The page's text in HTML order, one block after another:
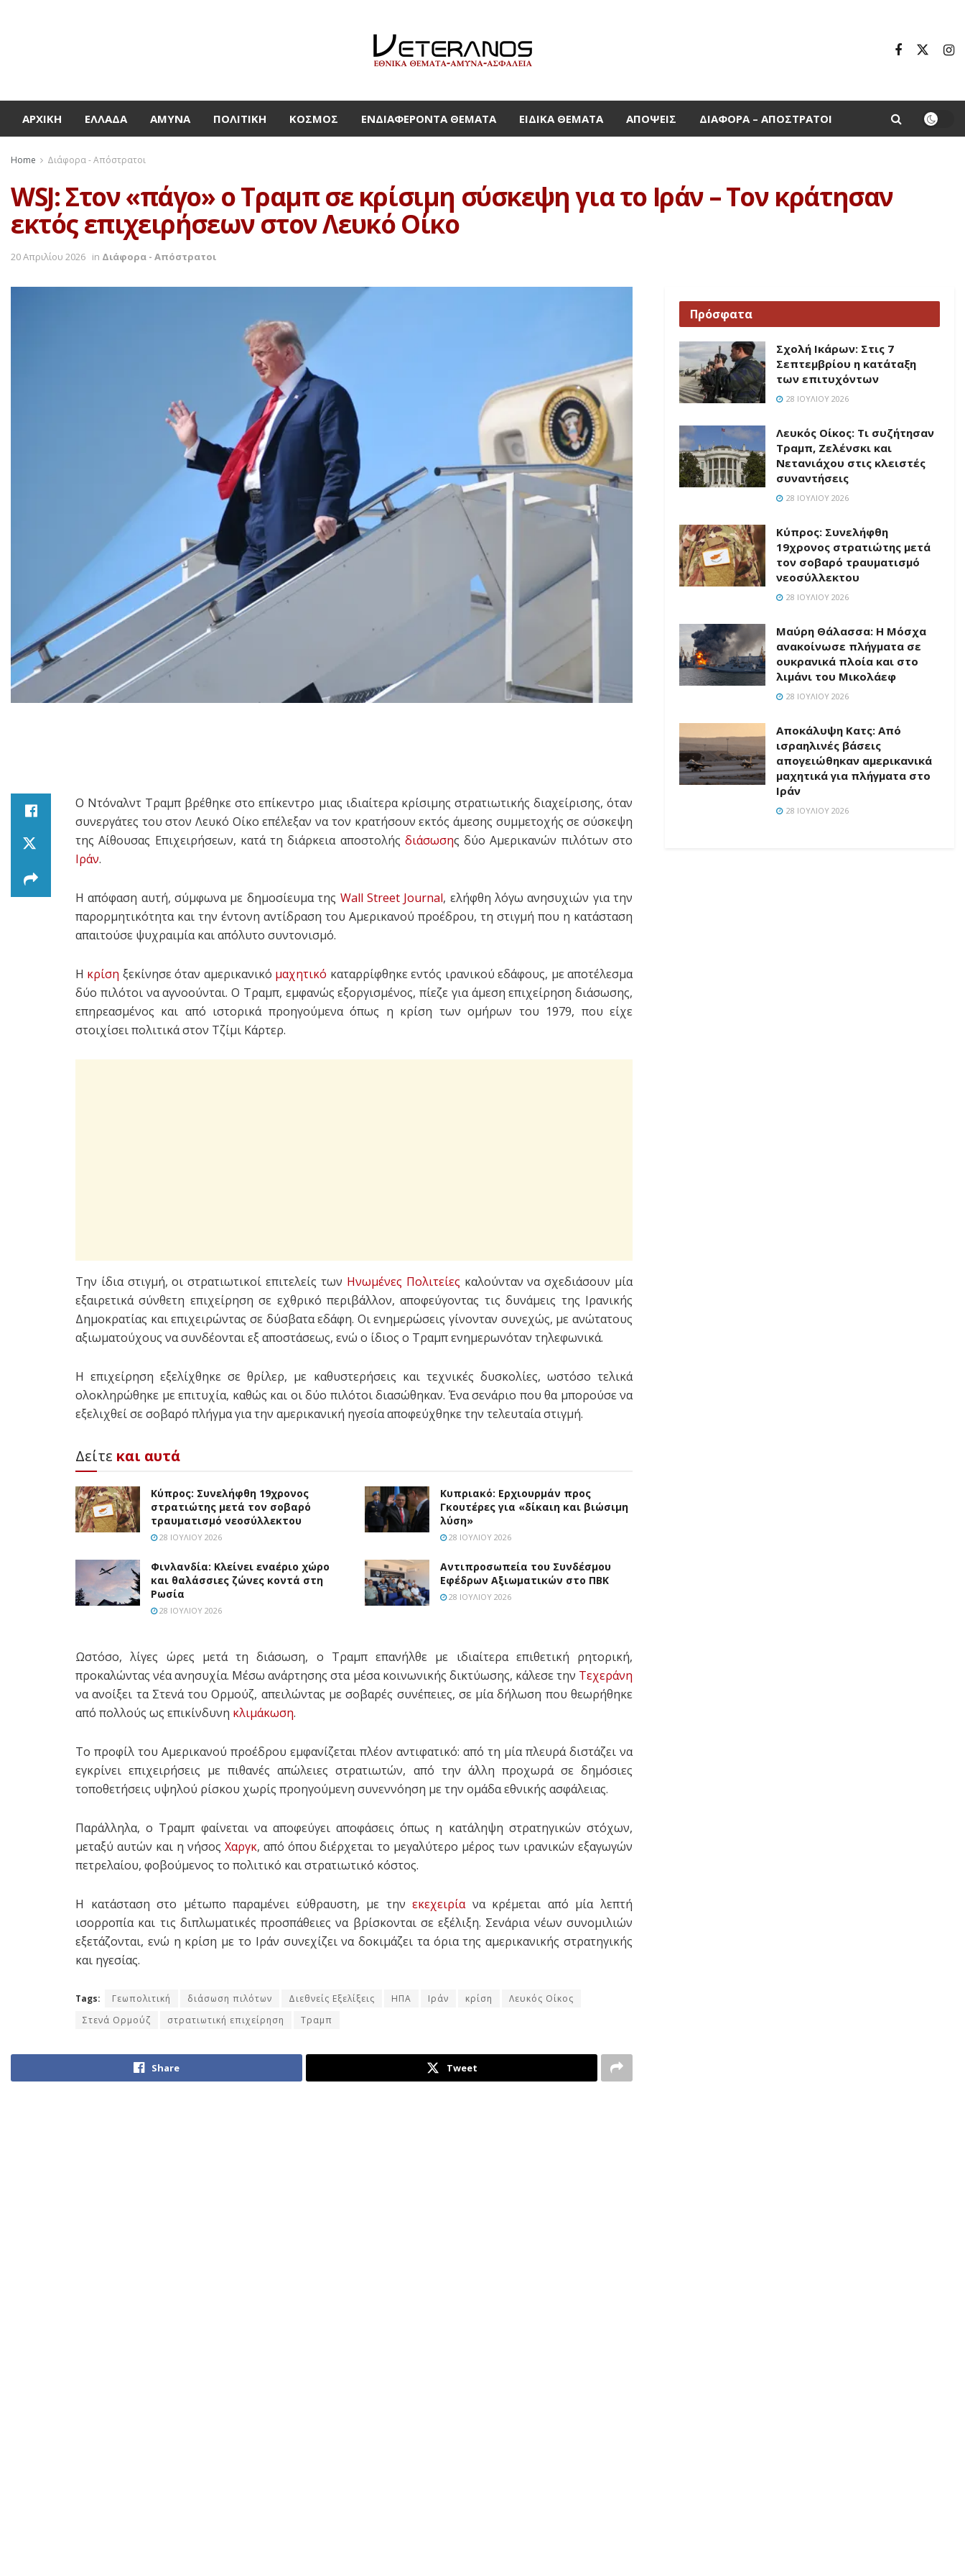
ΑΡΧΙΚΉ ΕΛΛΆΔΑ ΆΜΥΝΑ ΠΟΛΙΤΙΚΉ ΚΌΣΜΟΣ ΕΝΔΙΑΦΈΡΟΝΤΑ ΘΈΜΑΤΑ ΕΙΔΙΚΆ ΘΈΜΑΤΑ ΑΠΌΨΕΙΣ ΔΙΆΦΟΡΑ – ΑΠΌΣΤΡΑΤΟΙ
Home Διάφορα - Απόστρατοι
WSJ: Στον «πάγο» ο Τραμπ σε κρίσιμη σύσκεψη για το Ιράν – Τον κράτησαν
εκτός επιχειρήσεων στον Λευκό Οίκο
20 Απριλίου 2026 in Διάφορα - Απόστρατοι
Ο Ντόναλντ Τραμπ βρέθηκε στο επίκεντρο μιας ιδιαίτερα κρίσιμης στρατιωτικής διαχείρισης, όταν
συνεργάτες του στον Λευκό Οίκο επέλεξαν να τον κρατήσουν εκτός άμεσης συμμετοχής σε σύσκεψη
της Αίθουσας Επιχειρήσεων, κατά τη διάρκεια αποστολής διάσωσης δύο Αμερικανών πιλότων στο
Ιράν.
Η απόφαση αυτή, σύμφωνα με δημοσίευμα της Wall Street Journal, ελήφθη λόγω ανησυχιών για την
παρορμητικότητα και την έντονη αντίδραση του Αμερικανού προέδρου, τη στιγμή που η κατάσταση
απαιτούσε ψυχραιμία και απόλυτο συντονισμό.
Η κρίση ξεκίνησε όταν αμερικανικό μαχητικό καταρρίφθηκε εντός ιρανικού εδάφους, με αποτέλεσμα
δύο πιλότοι να αγνοούνται. Ο Τραμπ, εμφανώς εξοργισμένος, πίεζε για άμεση επιχείρηση διάσωσης,
επηρεασμένος και από ιστορικά προηγούμενα όπως η κρίση των ομήρων του 1979, που είχε
στοιχίσει πολιτικά στον Τζίμι Κάρτερ.
Την ίδια στιγμή, οι στρατιωτικοί επιτελείς των Ηνωμένες Πολιτείες καλούνταν να σχεδιάσουν μία
εξαιρετικά σύνθετη επιχείρηση σε εχθρικό περιβάλλον, αποφεύγοντας τις δυνάμεις της Ιρανικής
Δημοκρατίας και επιχειρώντας σε δύσβατα εδάφη. Οι ενημερώσεις γίνονταν συνεχώς, με ανώτατους
αξιωματούχους να συνδέονται εξ αποστάσεως, ενώ ο ίδιος ο Τραμπ ενημερωνόταν τηλεφωνικά.
Η επιχείρηση εξελίχθηκε σε θρίλερ, με καθυστερήσεις και τεχνικές δυσκολίες, ωστόσο τελικά
ολοκληρώθηκε με επιτυχία, καθώς και οι δύο πιλότοι διασώθηκαν. Ένα σενάριο που θα μπορούσε να
εξελιχθεί σε σοβαρό πλήγμα για την αμερικανική ηγεσία αποφεύχθηκε την τελευταία στιγμή.
Δείτε και αυτά
Κύπρος: Συνελήφθη 19χρονος
στρατιώτης μετά τον σοβαρό
τραυματισμό νεοσύλλεκτου
28 ΙΟΥΛΊΟΥ 2026
Κυπριακό: Ερχιουρμάν προς
Γκουτέρες για «δίκαιη και βιώσιμη
λύση»
28 ΙΟΥΛΊΟΥ 2026
Φινλανδία: Κλείνει εναέριο χώρο
και θαλάσσιες ζώνες κοντά στη
Ρωσία
28 ΙΟΥΛΊΟΥ 2026
Aντιπροσωπεία του Συνδέσμου
Εφέδρων Αξιωματικών στο ΠΒΚ
28 ΙΟΥΛΊΟΥ 2026
Ωστόσο, λίγες ώρες μετά τη διάσωση, ο Τραμπ επανήλθε με ιδιαίτερα επιθετική ρητορική,
προκαλώντας νέα ανησυχία. Μέσω ανάρτησης στα μέσα κοινωνικής δικτύωσης, κάλεσε την Τεχεράνη
να ανοίξει τα Στενά του Ορμούζ, απειλώντας με σοβαρές συνέπειες, σε μία δήλωση που θεωρήθηκε
από πολλούς ως επικίνδυνη κλιμάκωση.
Το προφίλ του Αμερικανού προέδρου εμφανίζεται πλέον αντιφατικό: από τη μία πλευρά διστάζει να
εγκρίνει επιχειρήσεις με πιθανές απώλειες στρατιωτών, από την άλλη προχωρά σε δημόσιες
τοποθετήσεις υψηλού ρίσκου χωρίς προηγούμενη συνεννόηση με την ομάδα εθνικής ασφάλειας.
Παράλληλα, ο Τραμπ φαίνεται να αποφεύγει αποφάσεις όπως η κατάληψη στρατηγικών στόχων,
μεταξύ αυτών και η νήσος Χαργκ, από όπου διέρχεται το μεγαλύτερο μέρος των ιρανικών εξαγωγών
πετρελαίου, φοβούμενος το πολιτικό και στρατιωτικό κόστος.
Η κατάσταση στο μέτωπο παραμένει εύθραυστη, με τηνεκεχειρίανα κρέμεται από μία λεπτή
ισορροπία και τις διπλωματικές προσπάθειες να βρίσκονται σε εξέλιξη. Σενάρια νέων συνομιλιών
εξετάζονται, ενώ η κρίση με το Ιράν συνεχίζει να δοκιμάζει τα όρια της αμερικανικής στρατηγικής
και ηγεσίας.
Tags: Γεωπολιτική διάσωση πιλότων Διεθνείς Εξελίξεις ΗΠΑ Ιράν κρίση
Λευκός Οίκος
Στενά Ορμούζ
στρατιωτική επιχείρηση Τραμπ
Share Tweet
Πρόσφατα
Σχολή Ικάρων: Στις 7
Σεπτεμβρίου η κατάταξη
των επιτυχόντων
28 ΙΟΥΛΊΟΥ 2026
Λευκός Οίκος: Τι συζήτησαν
Τραμπ, Ζελένσκι και
Νετανιάχου στις κλειστές
συναντήσεις
28 ΙΟΥΛΊΟΥ 2026
Κύπρος: Συνελήφθη
19χρονος στρατιώτης μετά
τον σοβαρό τραυματισμό
νεοσύλλεκτου
28 ΙΟΥΛΊΟΥ 2026
Μαύρη Θάλασσα: Η Μόσχα
ανακοίνωσε πλήγματα σε
ουκρανικά πλοία και στο
λιμάνι του Μικολάεφ
28 ΙΟΥΛΊΟΥ 2026
Αποκάλυψη Κατς: Από
ισραηλινές βάσεις
απογειώθηκαν αμερικανικά
μαχητικά για πλήγματα στο
Ιράν
28 ΙΟΥΛΊΟΥ 2026